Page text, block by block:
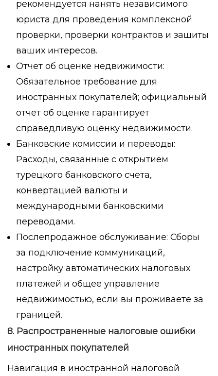
рекомендуется нанять независимого
юриста для проведения комплексной
проверки, проверки контрактов и защиты
ваших интересов.
Отчет об оценке недвижимости:
Обязательное требование для
иностранных покупателей; официальный
отчет об оценке гарантирует
справедливую оценку недвижимости.
Банковские комиссии и переводы:
Расходы, связанные с открытием
турецкого банковского счета,
конвертацией валюты и
международными банковскими
переводами.
Послепродажное обслуживание: Сборы
за подключение коммуникаций,
настройку автоматических налоговых
платежей и общее управление
недвижимостью, если вы проживаете за
границей.
8. Распространенные налоговые ошибки
иностранных покупателей
Навигация в иностранной налоговой